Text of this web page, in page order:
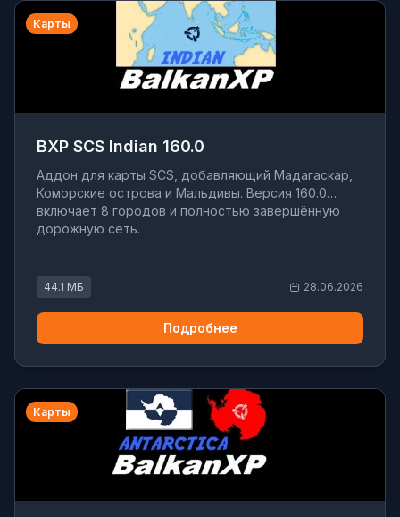
Карты
BXP SCS Indian 160.0
Аддон для карты SCS, добавляющий Мадагаскар,
Коморские острова и Мальдивы. Версия 160.0
включает 8 городов и полностью завершённую
дорожную сеть.
44.1 МБ 28.06.2026
Подробнее
Карты